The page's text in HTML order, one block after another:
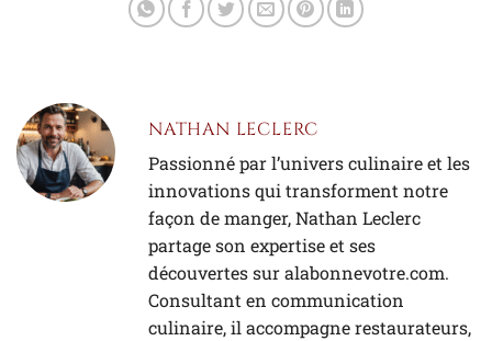
NATHAN LECLERC
Passionné par l’univers culinaire et les
innovations qui transforment notre
façon de manger, Nathan Leclerc
partage son expertise et ses
découvertes sur alabonnevotre.com.
Consultant en communication
culinaire, il accompagne restaurateurs,